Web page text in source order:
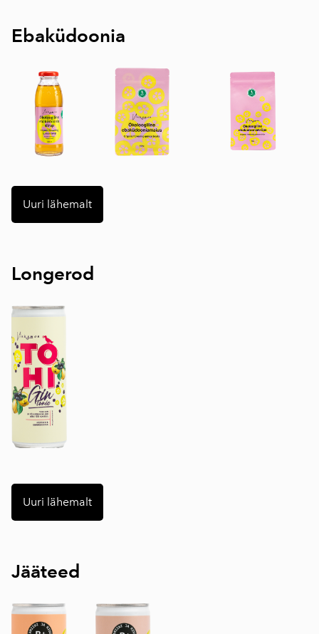
Ebaküdoonia
Uuri lähemalt
Longerod
Uuri lähemalt
Jääteed